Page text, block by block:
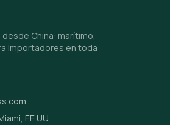
China: marítimo,
importadores en toda
EE.UU.